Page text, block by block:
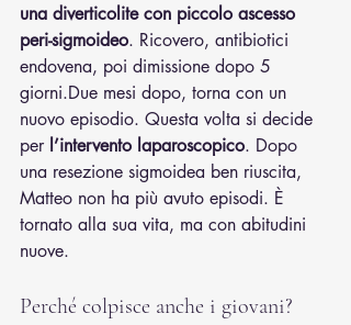
una diverticolite con piccolo ascesso
peri-sigmoideo. Ricovero, antibiotici
endovena, poi dimissione dopo 5
giorni.Due mesi dopo, torna con un
nuovo episodio. Questa volta si decide
per l’intervento laparoscopico. Dopo
una resezione sigmoidea ben riuscita,
Matteo non ha più avuto episodi. È
tornato alla sua vita, ma con abitudini
nuove.
Perché colpisce anche i giovani?